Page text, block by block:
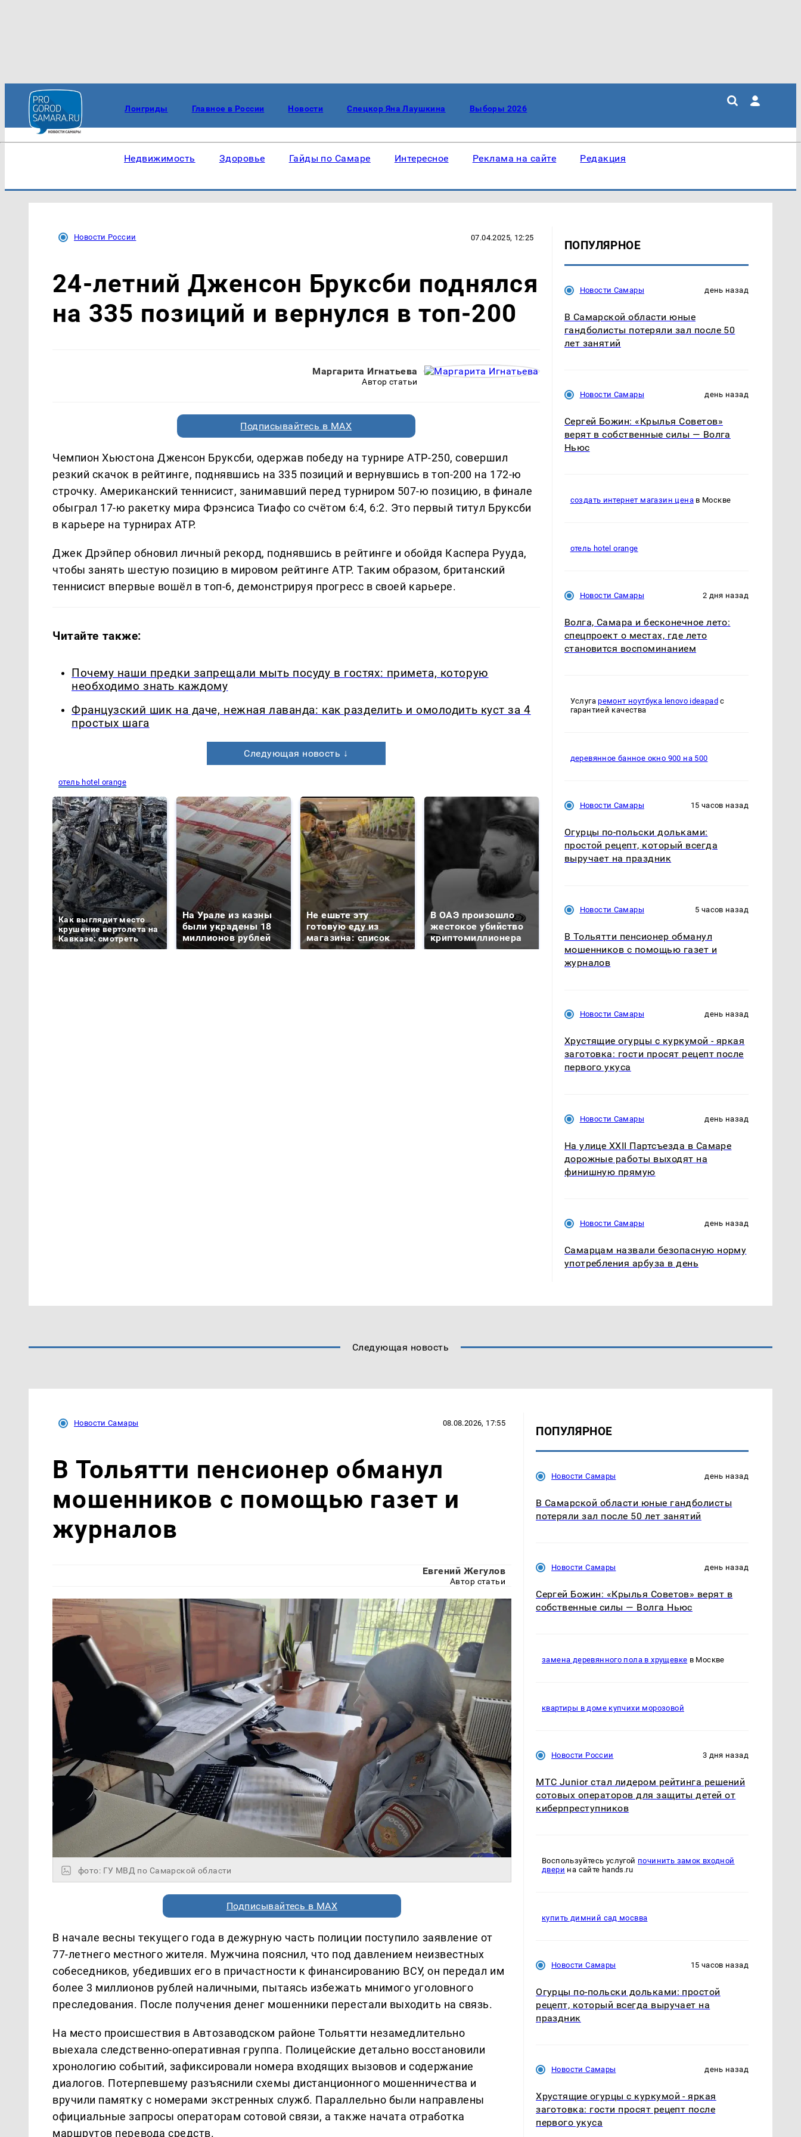
Лонгриды Главное в России Новости Спецкор Яна Лаушкина Выборы 2026
Недвижимость Здоровье Гайды по Самаре Интересное Реклама на сайте Редакция
Новости России 07.04.2025, 12:25
24-летний Дженсон Бруксби поднялся
на 335 позиций и вернулся в топ-200
Маргарита Игнатьева
Автор статьи
Подписывайтесь в MAX
Чемпион Хьюстона Дженсон Бруксби, одержав победу на турнире ATP-250, совершил
резкий скачок в рейтинге, поднявшись на 335 позиций и вернувшись в топ-200 на 172-ю
строчку. Американский теннисист, занимавший перед турниром 507-ю позицию, в финале
обыграл 17-ю ракетку мира Фрэнсиса Тиафо со счётом 6:4, 6:2. Это первый титул Бруксби
в карьере на турнирах ATP.
Джек Дрэйпер обновил личный рекорд, поднявшись в рейтинге и обойдя Каспера Рууда,
чтобы занять шестую позицию в мировом рейтинге ATP. Таким образом, британский
теннисист впервые вошёл в топ-6, демонстрируя прогресс в своей карьере.
Читайте также:
Почему наши предки запрещали мыть посуду в гостях: примета, которую
необходимо знать каждому
Французский шик на даче, нежная лаванда: как разделить и омолодить куст за 4
простых шага
Следующая новость ↓
отель hotel orange
Как выглядит место
крушение вертолета на
Кавказе: смотреть
На Урале из казны
были украдены 18
миллионов рублей
Не ешьте эту
готовую еду из
магазина: список
В ОАЭ произошло
жестокое убийство
криптомиллионера
Кавказе: читать здесь
Таких событий не
ждать всем нам?
ПОПУЛЯРНОЕ
Новости Самары день назад
В Самарской области юные
гандболисты потеряли зал после 50
лет занятий
Новости Самары день назад
Сергей Божин: «Крылья Советов»
верят в собственные силы — Волга
Ньюс
создать интернет магазин ценав Москве
отель hotel orange
Новости Самары 2 дня назад
Волга, Самара и бесконечное лето:
спецпроект о местах, где лето
становится воспоминанием
Услугаремонт ноутбука lenovo ideapad с
гарантией качества
деревянное банное окно 900 на 500
Новости Самары 15 часов назад
Огурцы по‑польски дольками:
простой рецепт, который всегда
выручает на праздник
Новости Самары 5 часов назад
В Тольятти пенсионер обманул
мошенников с помощью газет и
журналов
Новости Самары день назад
Хрустящие огурцы с куркумой - яркая
заготовка: гости просят рецепт после
первого укуса
Новости Самары день назад
На улице XXII Партсъезда в Самаре
дорожные работы выходят на
финишную прямую
Новости Самары день назад
Самарцам назвали безопасную норму
употребления арбуза в день
Следующая новость
Новости Самары 08.08.2026, 17:55
В Тольятти пенсионер обманул
мошенников с помощью газет и
журналов
Евгений Жегулов
Автор статьи
фото: ГУ МВД по Самарской области
Подписывайтесь в MAX
В начале весны текущего года в дежурную часть полиции поступило заявление от
77-летнего местного жителя. Мужчина пояснил, что под давлением неизвестных
собеседников, убедивших его в причастности к финансированию ВСУ, он передал им
более 3 миллионов рублей наличными, пытаясь избежать мнимого уголовного
преследования. После получения денег мошенники перестали выходить на связь.
На место происшествия в Автозаводском районе Тольятти незамедлительно
выехала следственно-оперативная группа. Полицейские детально восстановили
хронологию событий, зафиксировали номера входящих вызовов и содержание
диалогов. Потерпевшему разъяснили схемы дистанционного мошенничества и
вручили памятку с номерами экстренных служб. Параллельно были направлены
официальные запросы операторам сотовой связи, а также начата отработка
маршрутов перевода средств.
ПОПУЛЯРНОЕ
Новости Самары день назад
В Самарской области юные гандболисты
потеряли зал после 50 лет занятий
Новости Самары день назад
Сергей Божин: «Крылья Советов» верят в
собственные силы — Волга Ньюс
замена деревянного пола в хрущевке в Москве
квартиры в доме купчихи морозовой
Новости России 3 дня назад
МТС Junior стал лидером рейтинга решений
сотовых операторов для защиты детей от
киберпреступников
Воспользуйтесь услугой починить замок входной
двери на сайте hands.ru
купить димний сад мосвва
Новости Самары 15 часов назад
Огурцы по‑польски дольками: простой
рецепт, который всегда выручает на
праздник
Новости Самары день назад
Хрустящие огурцы с куркумой - яркая
заготовка: гости просят рецепт после
первого укуса